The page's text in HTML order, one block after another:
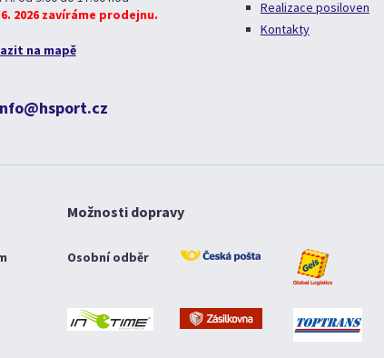
6. 2026 zavíráme prodejnu.
na mapě
Realizace posiloven
Kontakty
Možnosti dopravy
Osobní odběr